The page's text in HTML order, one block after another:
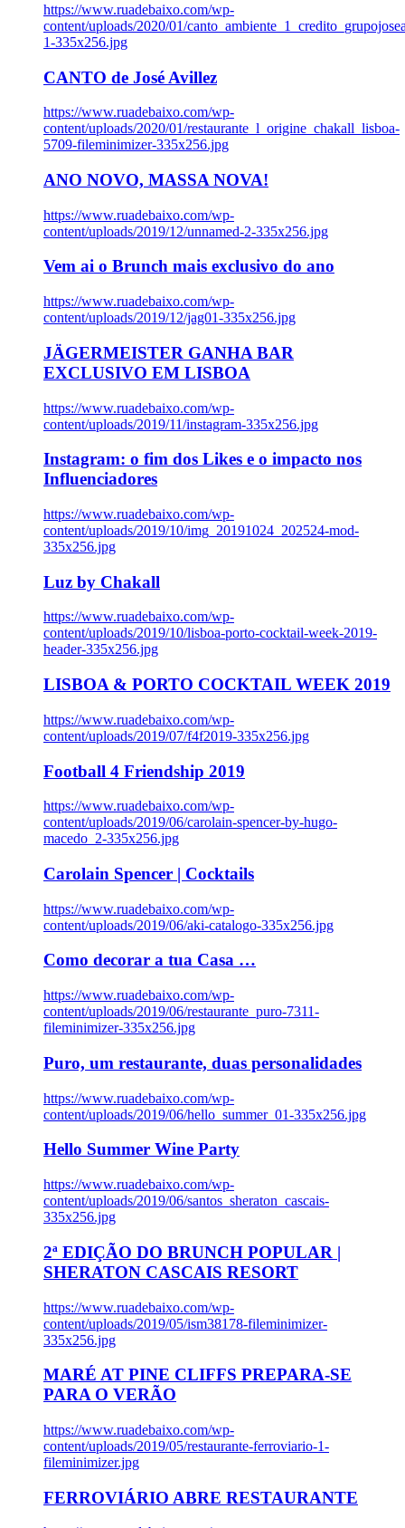
https://www.ruadebaixo.com/wp-
content/uploads/2020/01/
1-335x256.jpg
CANTO de José Avillez
https://www.ruadebaixo.com/wp-
content/uploads/2020/01/restaurante_l_origine_chakall_lisboa-
5709-fileminimizer-335x256.jpg
ANO NOVO, MASSA NOVA!
https://www.ruadebaixo.com/wp-
content/uploads/2019/12/unnamed-2-335x256.jpg
Vem ai o Brunch mais exclusivo do ano
https://www.ruadebaixo.com/wp-
content/uploads/2019/12/jag01-335x256.jpg
JÄGERMEISTER GANHA BAR
EXCLUSIVO EM LISBOA
https://www.ruadebaixo.com/wp-
content/uploads/2019/11/instagram-335x256.jpg
Instagram: o fim dos Likes e o impacto nos
Influenciadores
https://www.ruadebaixo.com/wp-
content/uploads/2019/10/img_20191024_202524-mod-
335x256.jpg
Luz by Chakall
https://www.ruadebaixo.com/wp-
content/uploads/2019/10/lisboa-porto-cocktail-week-2019-
header-335x256.jpg
LISBOA & PORTO COCKTAIL WEEK 2019
https://www.ruadebaixo.com/wp-
content/uploads/2019/07/f4f2019-335x256.jpg
Football 4 Friendship 2019
https://www.ruadebaixo.com/wp-
content/uploads/2019/06/carolain-spencer-by-hugo-
macedo_2-335x256.jpg
Carolain Spencer | Cocktails
https://www.ruadebaixo.com/wp-
content/uploads/2019/06/aki-catalogo-335x256.jpg
Como decorar a tua Casa …
https://www.ruadebaixo.com/wp-
content/uploads/2019/06/restaurante_puro-7311-
fileminimizer-335x256.jpg
Puro, um restaurante, duas personalidades
https://www.ruadebaixo.com/wp-
content/uploads/2019/06/hello_summer_01-335x256.jpg
Hello Summer Wine Party
https://www.ruadebaixo.com/wp-
content/uploads/2019/06/santos_sheraton_cascais-
335x256.jpg
2ª EDIÇÃO DO BRUNCH POPULAR |
SHERATON CASCAIS RESORT
https://www.ruadebaixo.com/wp-
content/uploads/2019/05/ism38178-fileminimizer-
335x256.jpg
MARÉ AT PINE CLIFFS PREPARA-SE
PARA O VERÃO
https://www.ruadebaixo.com/wp-
content/uploads/2019/05/restaurante-ferroviario-1-
fileminimizer.jpg
FERROVIÁRIO ABRE RESTAURANTE